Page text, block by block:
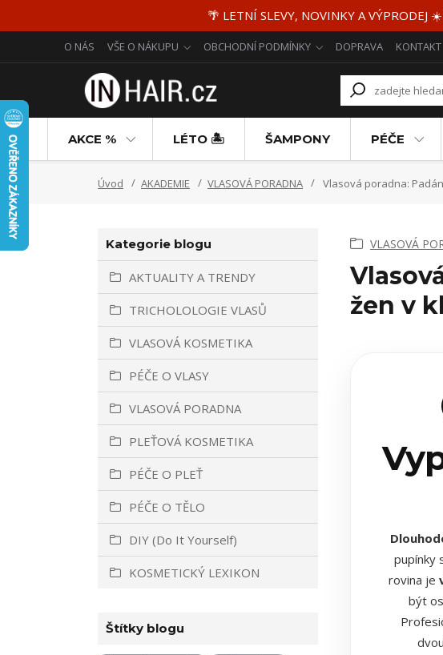
🌴 LETNÍ SLEVY, NOVINKY A VÝPRODEJ
O NÁS VŠE O NÁKUPU OBCHODNÍ PODMÍNKY DOPRAVA KONTAKT
AKCE % LÉTO 🏝️ ŠAMPONY PÉČE
Úvod AKADEMIE VLASOVÁ PORADNA Vlasová poradna:
Kategorie blogu
AKTUALITY A TRENDY
TRICHOLOLOGIE VLASŮ
VLASOVÁ KOSMETIKA
PÉČE O VLASY
VLASOVÁ PORADNA
PLEŤOVÁ KOSMETIKA
PÉČE O PLEŤ
PÉČE O TĚLO
DIY (Do It Yourself)
KOSMETICKÝ LEXIKON
Štítky blogu
VLASOVÁ
žen v
pupínky
rovina je
být